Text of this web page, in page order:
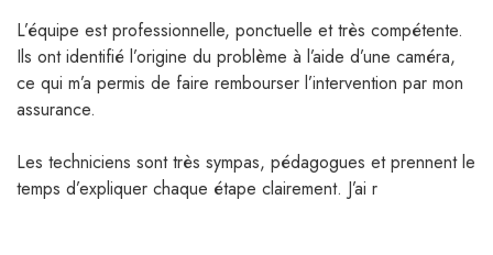
L’équipe est professionnelle, ponctuelle et très compétente.
Ils ont identifié l’origine du problème à l’aide d’une caméra,
ce qui m’a permis de faire rembourser l’intervention par mon
assurance.
Les techniciens sont très sympas, pédagogues et prennent le
temps d’expliquer chaque étape clairement. J’ai r